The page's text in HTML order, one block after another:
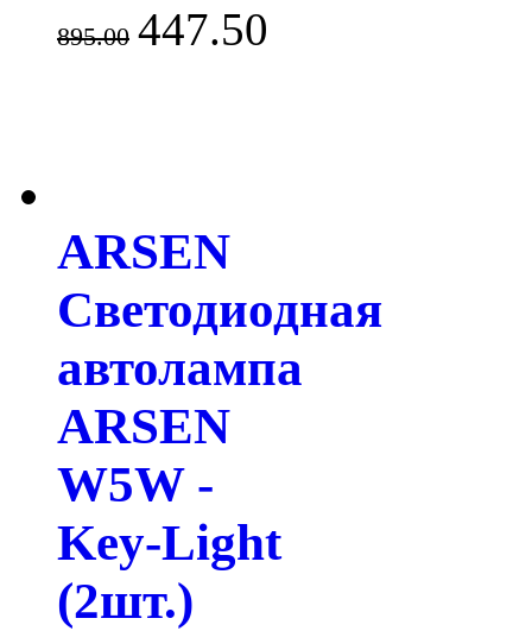
895.00 447.50
ARSEN
Светодиодная
автолампа
ARSEN
W5W -
Key-Light
(2шт.)